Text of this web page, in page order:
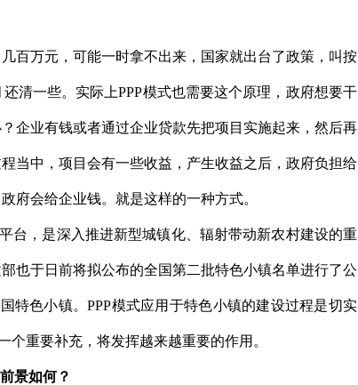
万元，可能一时拿不出来，国家就出台了政策，叫按
清一些。实际上PPP模式也需要这个原理，政府想要干
企业有钱或者通过企业贷款先把项目实施起来，然后再
当中，项目会有一些收益，产生收益之后，政府负担给
府会给企业钱。就是这样的一种方式。
，是深入推进新型城镇化、辐射带动新农村建设的重
也于日前将拟公布的全国第二批特色小镇名单进行了公
特色小镇。PPP模式应用于特色小镇的建设过程是切实
个重要补充，将发挥越来越重要的作用。
景如何？